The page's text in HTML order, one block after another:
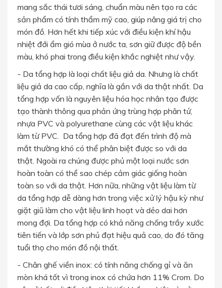
mang sắc thái tươi sáng, chuẩn màu nên tạo ra các
sản phẩm có tính thẩm mỹ cao, giúp nâng giá trị cho
món đồ. Hơn hết khi tiếp xúc với điều kiện khí hậu
nhiệt đới ẩm gió mùa ở nước ta, sơn giữ được độ bền
màu, khó phai trong điều kiện khắc nghiệt như vậy.
- Da tổng hợp là loại chất liệu giả da. Nhưng là chất
liệu giả da cao cấp, nghĩa là gần với da thật nhất. Da
tổng hợp vốn là nguyên liệu hóa học nhân tạo được
tạo thành thông qua phản ứng trùng hợp phân tử,
nhựa PVC và polyurethane cùng các vật liệu khác
làm từ PVC. Da tổng hợp đã đạt đến trình độ mà
mắt thường khó có thể phân biệt được so với da
thật. Ngoài ra chúng được phủ một loại nước sơn
hoàn toàn có thể sao chép cảm giác giống hoàn
toàn so với da thật. Hơn nữa, những vật liệu làm từ
da tổng hợp dễ dàng hơn trong việc xử lý hậu kỳ như
giặt giũ làm cho vật liệu linh hoạt và dẻo dai hơn
mong đợi. Da tổng hợp có khả năng chống trầy xước
tiên tiến và lớp sơn phủ đạt hiệu quả cao, do đó tăng
tuổi thọ cho món đồ nội thất.
- Chân ghế viền inox: có tính năng chống gỉ và ăn
mòn khá tốt vì trong inox có chứa hơn 11% Crom. Do